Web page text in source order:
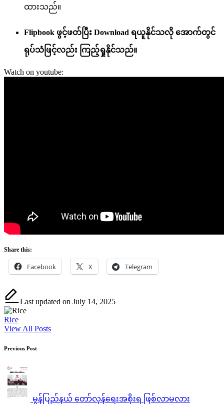
ထားသည်။
Flipbook ဖွင့်ဖတ်ပြီး ‌Download ရယူနိုင်သလို အောက်တွင်
ရုပ်သံဖြင့်လည်း ကြည့်ရှုနိုင်သည်။
Watch on youtube:
Share this:
Facebook X Telegram
Last updated on July 14, 2025
Rice
View All Posts
Post
navigation
Previous Post
မွန်ပြည်နယ် တော်လှန်ရေးအစိုးရ ဖြစ်လာမလား